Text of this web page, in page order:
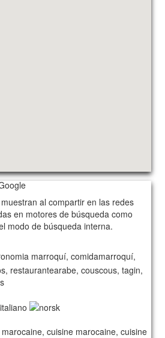
al compartir en las redes
en motores de búsqueda como
modo de búsqueda interna.
marroquí, comidamarroquí,
restaurantearabe, couscous, tagin,
cuisine marocaine, cuisine